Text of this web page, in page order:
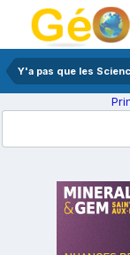
Y'a pas que les